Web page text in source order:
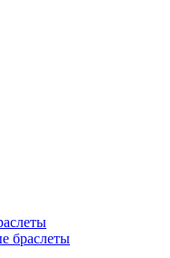
браслеты